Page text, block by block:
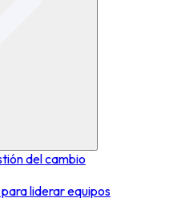
del cambio
liderar equipos